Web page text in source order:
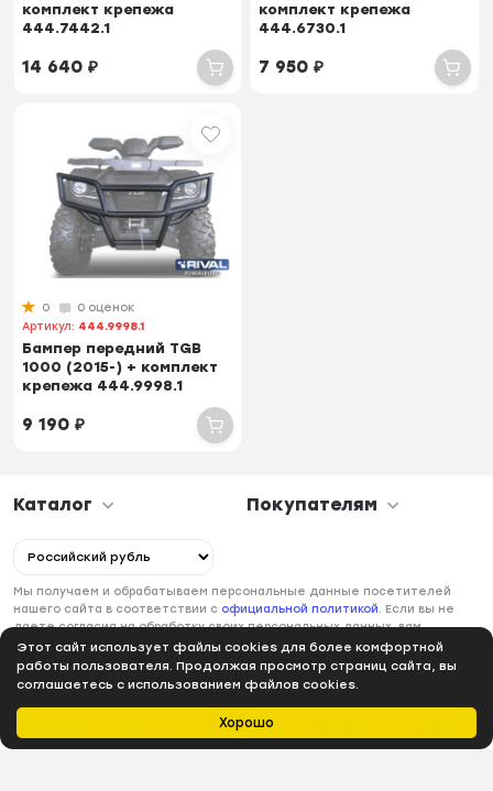
Хорошо
Этот сайт использует файлы cookies для более комфортной
работы пользователя. Продолжая просмотр страниц сайта, вы
соглашаетесь с использованием файлов cookies.
Избранное
комплект крепежа
444.7442.1
14 640₽
комплект крепежа
444.6730.1
7 950₽
0
0 оценок
Артикул: 444.9998.1
Бампер передний TGB
1000 (2015-) + комплект
крепежа 444.9998.1
9 190₽
Каталог Покупателям
Мы получаем и обрабатываем персональные данные посетителей
нашего сайта в соответствии с официальной политикой
. Если вы не
даете согласия на обработку своих персональных данных, вам
необходимо покинуть наш сайт.